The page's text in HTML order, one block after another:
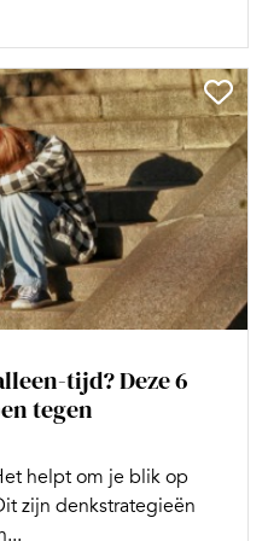
tijd? Deze 6
tegen
helpt om je blik op
zijn denkstrategieën